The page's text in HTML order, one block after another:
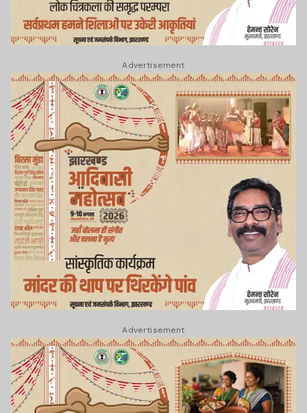
Advertisement
Advertisement